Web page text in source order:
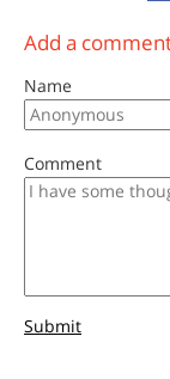
Add a
Name
Comment
Submit